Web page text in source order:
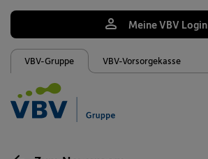
VBV-Gruppe VBV-Vorsorgekasse
Meine VBV Login